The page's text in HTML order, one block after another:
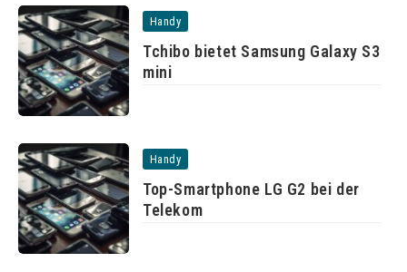
Handy
Tchibo bietet Samsung Galaxy S3
mini
Handy
Top-Smartphone LG G2 bei der
Telekom